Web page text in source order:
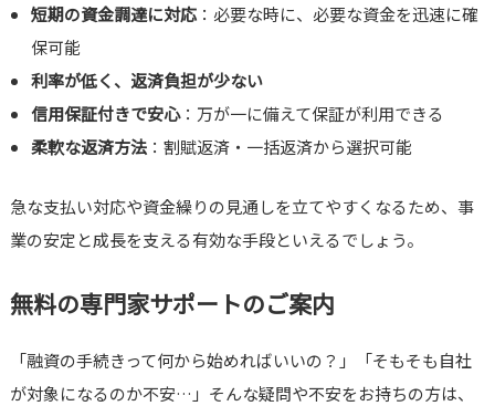
短期の資金調達に対応 ：必要な時に、必要な資金を迅速に確
保可能
利率が低く、返済負担が少ない
信用保証付きで安心：万が一に備えて保証が利用できる
柔軟な返済方法 ：割賦返済・一括返済から選択可能
急な支払い対応や資金繰りの見通しを立てやすくなるため、事
業の安定と成長を支える有効な手段といえるでしょう。
無料の専門家サポートのご案内
「融資の手続きって何から始めればいいの？」「そもそも自社
が対象になるのか不安…」そんな疑問や不安をお持ちの方は、